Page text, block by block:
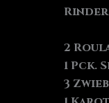
2
1 Pck.
3